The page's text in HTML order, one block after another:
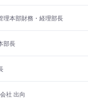
理本部財務・経理部長
部長
社 出向